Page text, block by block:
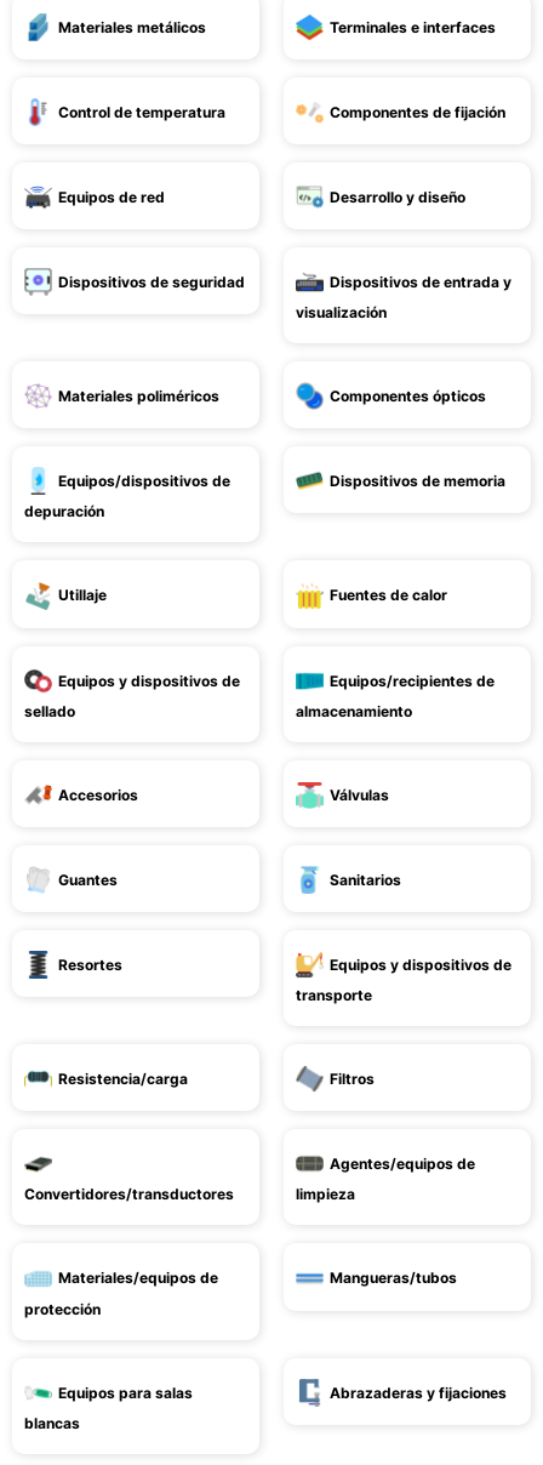
Materiales metálicos Terminales e interfaces
Control de temperatura Componentes de fijación
Equipos de red Desarrollo y diseño
Dispositivos de seguridad
Dispositivos de entrada y
visualización
Materiales poliméricos Componentes ópticos
Equipos/dispositivos de
depuración
Dispositivos de memoria
Utillaje Fuentes de calor
Equipos y dispositivos de
sellado
Equipos/recipientes de
almacenamiento
Accesorios Válvulas
Guantes Sanitarios
Resortes
Equipos y dispositivos de
transporte
Resistencia/carga Filtros
Convertidores/transductores
Agentes/equipos de
limpieza
Materiales/equipos de
protección
Mangueras/tubos
Equipos para salas
blancas
Abrazaderas y fijaciones